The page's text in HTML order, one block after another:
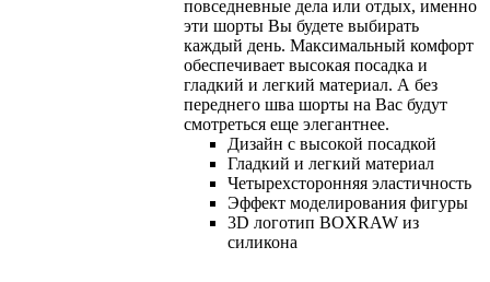
повседневные дела или отдых, именно
эти шорты Вы будете выбирать
каждый день. Максимальный комфорт
обеспечивает высокая посадка и
гладкий и легкий материал. А без
переднего шва шорты на Вас будут
смотреться еще элегантнее.
Дизайн с высокой посадкой
Гладкий и легкий материал
Четырехсторонняя эластичность
Эффект моделирования фигуры
3D логотип BOXRAW из
силикона